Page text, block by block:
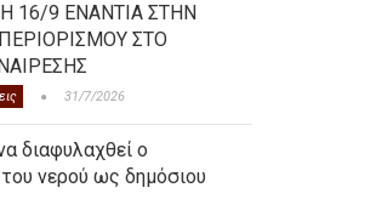
16/9 ΕΝΑΝΤΙΑ ΣΤΗΝ
ΣΤΟ
31/7/2026
διαφυλαχθεί ο
νερού ως δημόσιου